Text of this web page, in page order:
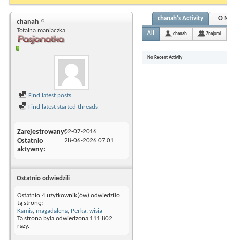
chanah
Totalna maniaczka
Find latest posts
Find latest started threads
Zarejestrowany02-07-2016
Ostatnio
aktywny
28-06-2026 07:01
Ostatnio odwiedzili
Ostatnio 4 użytkownik(ów) odwiedziło
tą stronę:
Kamis, magadalena, Perka, wisia
Ta strona była odwiedzona 111 802
razy.
chanah's Activity O
All chanah Znajomi
No Recent Activity